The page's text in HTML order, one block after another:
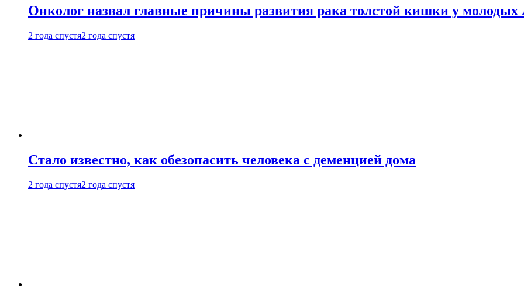
Онколог назвал главные причины развития рака толстой кишки у молодых
2 года спустя2 года спустя
Стало известно, как обезопасить человека с деменцией дома
2 года спустя2 года спустя